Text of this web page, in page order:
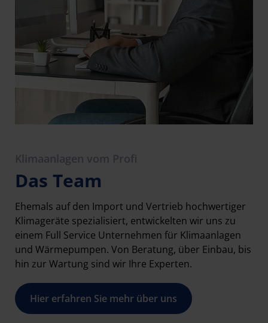
Klimaanlagen vom Profi
Das Team
Ehemals auf den Import und Vertrieb hochwertiger
Klimageräte spezialisiert, entwickelten wir uns zu
einem Full Service Unternehmen für Klimaanlagen
und Wärmepumpen. Von Beratung, über Einbau, bis
hin zur Wartung sind wir Ihre Experten.
Hier erfahren Sie mehr über uns